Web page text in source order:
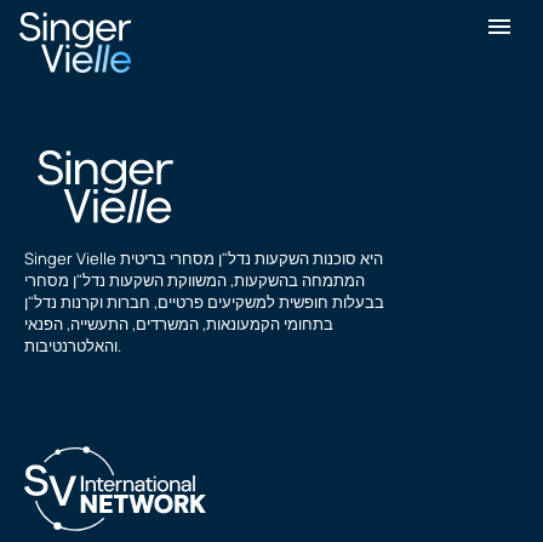
סנדי גילמור
Singer Vielle היא סוכנות השקעות נדל"ן מסחרי בריטית
המתמחה בהשקעות, המשווקת השקעות נדל"ן מסחרי
בבעלות חופשית למשקיעים פרטיים, חברות וקרנות נדל"ן
בתחומי הקמעונאות, המשרדים, התעשייה, הפנאי
והאלטרנטיבות.